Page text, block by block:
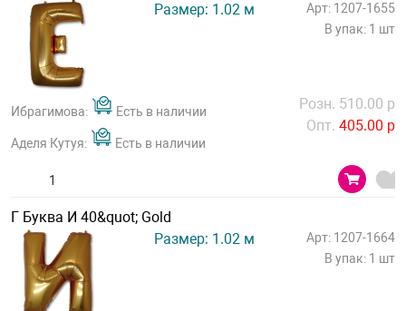
Размер: 1.02 м
Арт: 1207-1655
В упак: 1 шт
Ибрагимова: Есть в наличии
Аделя Кутуя: Есть в наличии
Розн. 510.00 р
Опт. 405.00 р
Г Буква И 40&quot; Gold
Размер: 1.02 м
Арт: 1207-1664
В упак: 1 шт